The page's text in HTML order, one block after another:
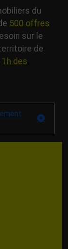
du
500 offres
sur le
de
1 h des